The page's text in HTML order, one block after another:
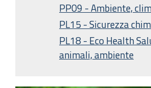
PP09 - Ambiente,
PL15 - Sicurezza
PL18 - Eco Health
animali, ambiente